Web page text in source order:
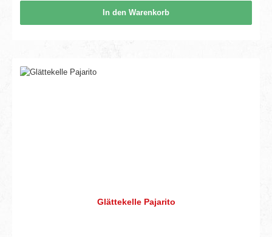
In den Warenkorb
Glättekelle Pajarito